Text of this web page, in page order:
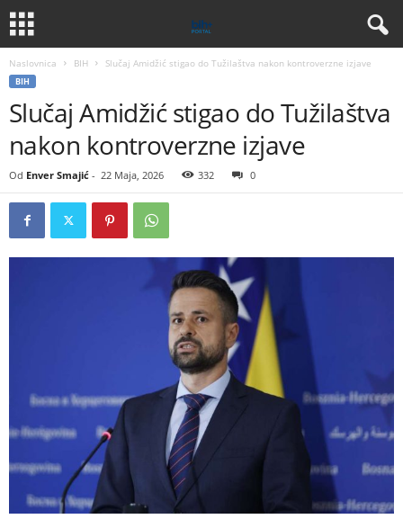
Naslovnica BIH Slučaj Amidžić stigao do Tužilaštva nakon kontroverzne izjave
BIH
Slučaj Amidžić stigao do Tužilaštva
nakon kontroverzne izjave
Od Enver Smajić - 22 Maja, 2026 332 0